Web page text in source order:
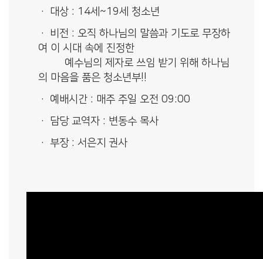
대상 : 14세~19세 청소년
비전 : 오직 하나님의 말씀과 기도로 무장하
여 이 시대 속에 진정한
예수님의 제자로 쓰임 받기 위해 하나님
의 마음을 품은 청소년부!!
예배시간 : 매주 주일 오전 09:00
담당 교역자 : 변동수 목사
부장 : 서은지 권사